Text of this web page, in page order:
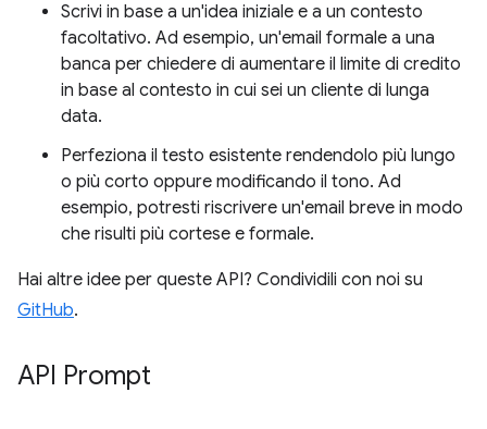
Scrivi in base a un'idea iniziale e a un contesto
facoltativo. Ad esempio, un'email formale a una
banca per chiedere di aumentare il limite di credito
in base al contesto in cui sei un cliente di lunga
data.
Perfeziona il testo esistente rendendolo più lungo
o più corto oppure modificando il tono. Ad
esempio, potresti riscrivere un'email breve in modo
che risulti più cortese e formale.
Hai altre idee per queste API? Condividili con noi su
GitHub.
API Prompt